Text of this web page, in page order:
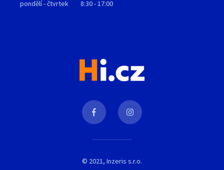
pondělí - čtvrtek 8:30 - 17:00
© 2021, Inzeris s.r.o.